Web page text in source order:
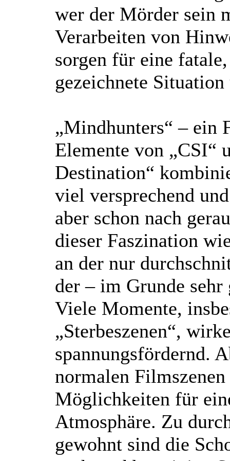
wer der Mörder sein
Verarbeiten von
sorgen für eine
gezeichnete
„Mindhunters“ – ein
Elemente von „CSI“
Destination“
viel versprechend
aber schon nach
dieser Faszination
an der nur
der – im Grunde
Viele Momente,
„Sterbeszenen“,
spannungsfördernd.
normalen
Möglichkeiten für
Atmosphäre. Zu
gewohnt sind die